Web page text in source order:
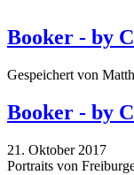
Booker - by
Gespeichert von
Booker - by
21. Oktober 2017
Portraits von